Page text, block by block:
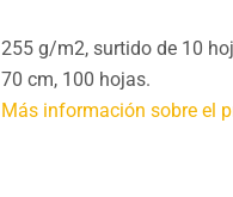
255 g/m2, surtido de 10
70 cm, 100 hojas.
Más información sobre el